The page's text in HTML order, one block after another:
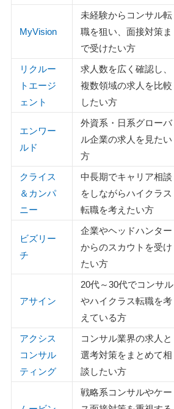
執筆者・監修者のmotoについて
MyVision
未経験からコンサル転
職を狙い、面接対策ま
で受けたい方
リクルー
トエージ
ェント
求人数を広く確認し、
複数領域の求人を比較
したい方
エンワー
ルド
外資系・日系グローバ
ル企業の求人を見たい
方
クライス
＆カンパ
ニー
中長期でキャリア相談
をしながらハイクラス
転職を考えたい方
ビズリー
チ
企業やヘッドハンター
からのスカウトを受け
たい方
アサイン
20代～30代でコンサル
やハイクラス転職を考
えている方
アクシス
コンサル
ティング
コンサル業界の求人と
選考対策をまとめて相
談したい方
戦略系コンサルやケー